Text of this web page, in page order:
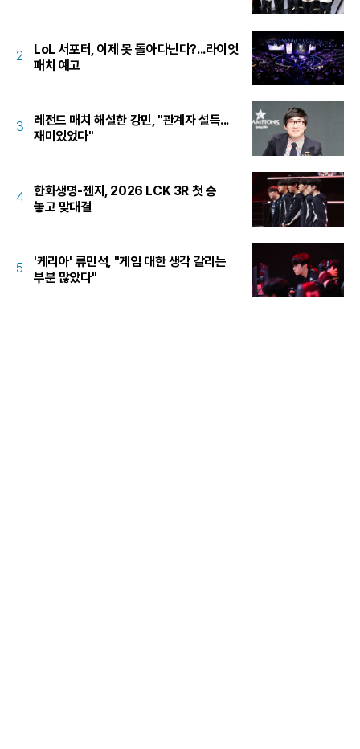
2
LoL 서포터, 이제 못 돌아다닌다?...라이엇
패치 예고
3
레전드 매치 해설한 강민, "관계자 설득...
재미있었다"
4
한화생명-젠지, 2026 LCK 3R 첫 승
놓고 맞대결
5
'케리아' 류민석, "게임 대한 생각 갈리는
부분 많았다"